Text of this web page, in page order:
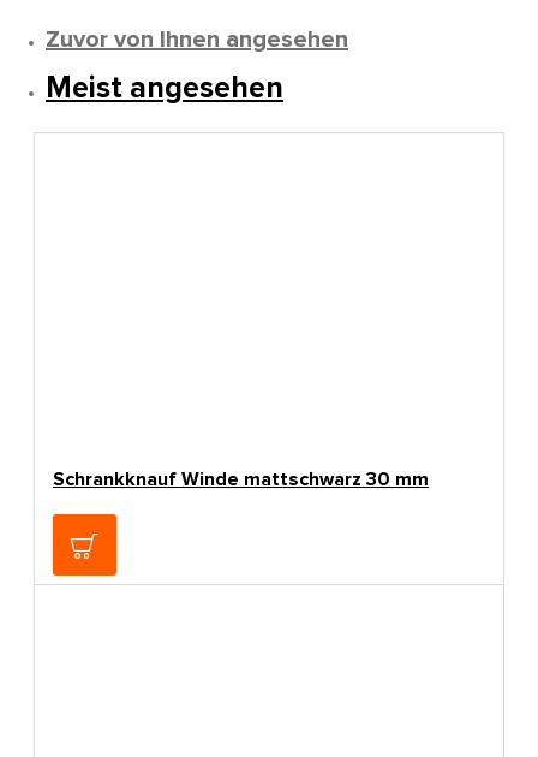
Zuvor von Ihnen angesehen
Meist angesehen
Schrankknauf Winde mattschwarz 30 mm
4,65€